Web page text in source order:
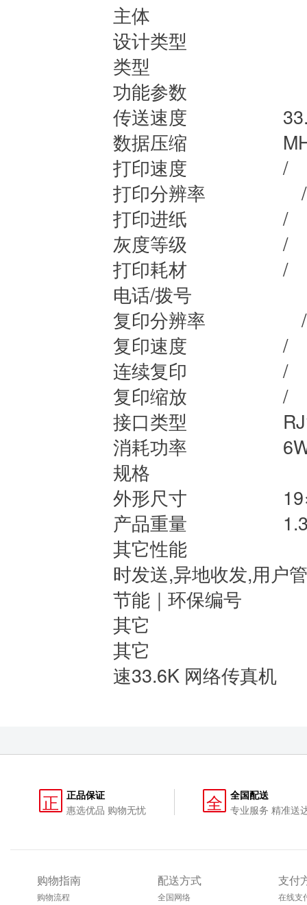
主体
设计类型
类型
功能参数
传送速度
数据压缩
打印速度 /
打印分辨率 /
打印进纸 /
灰度等级 /
打印耗材 /
电话/拨号
复印分辨率 /
复印速度 /
连续复印 /
复印缩放 /
接口类型
消耗功率
规格
外形尺寸
产品重量
其它性能
时发送,异地收发,用户
节能｜环保
其它
其它
速33.6K 网络传真机
正 正品保证
惠选优品 购物无忧
全 全国配送
专业服务 精准送
购物指南
购物流程
配送方式
全国网络
支付
在线支